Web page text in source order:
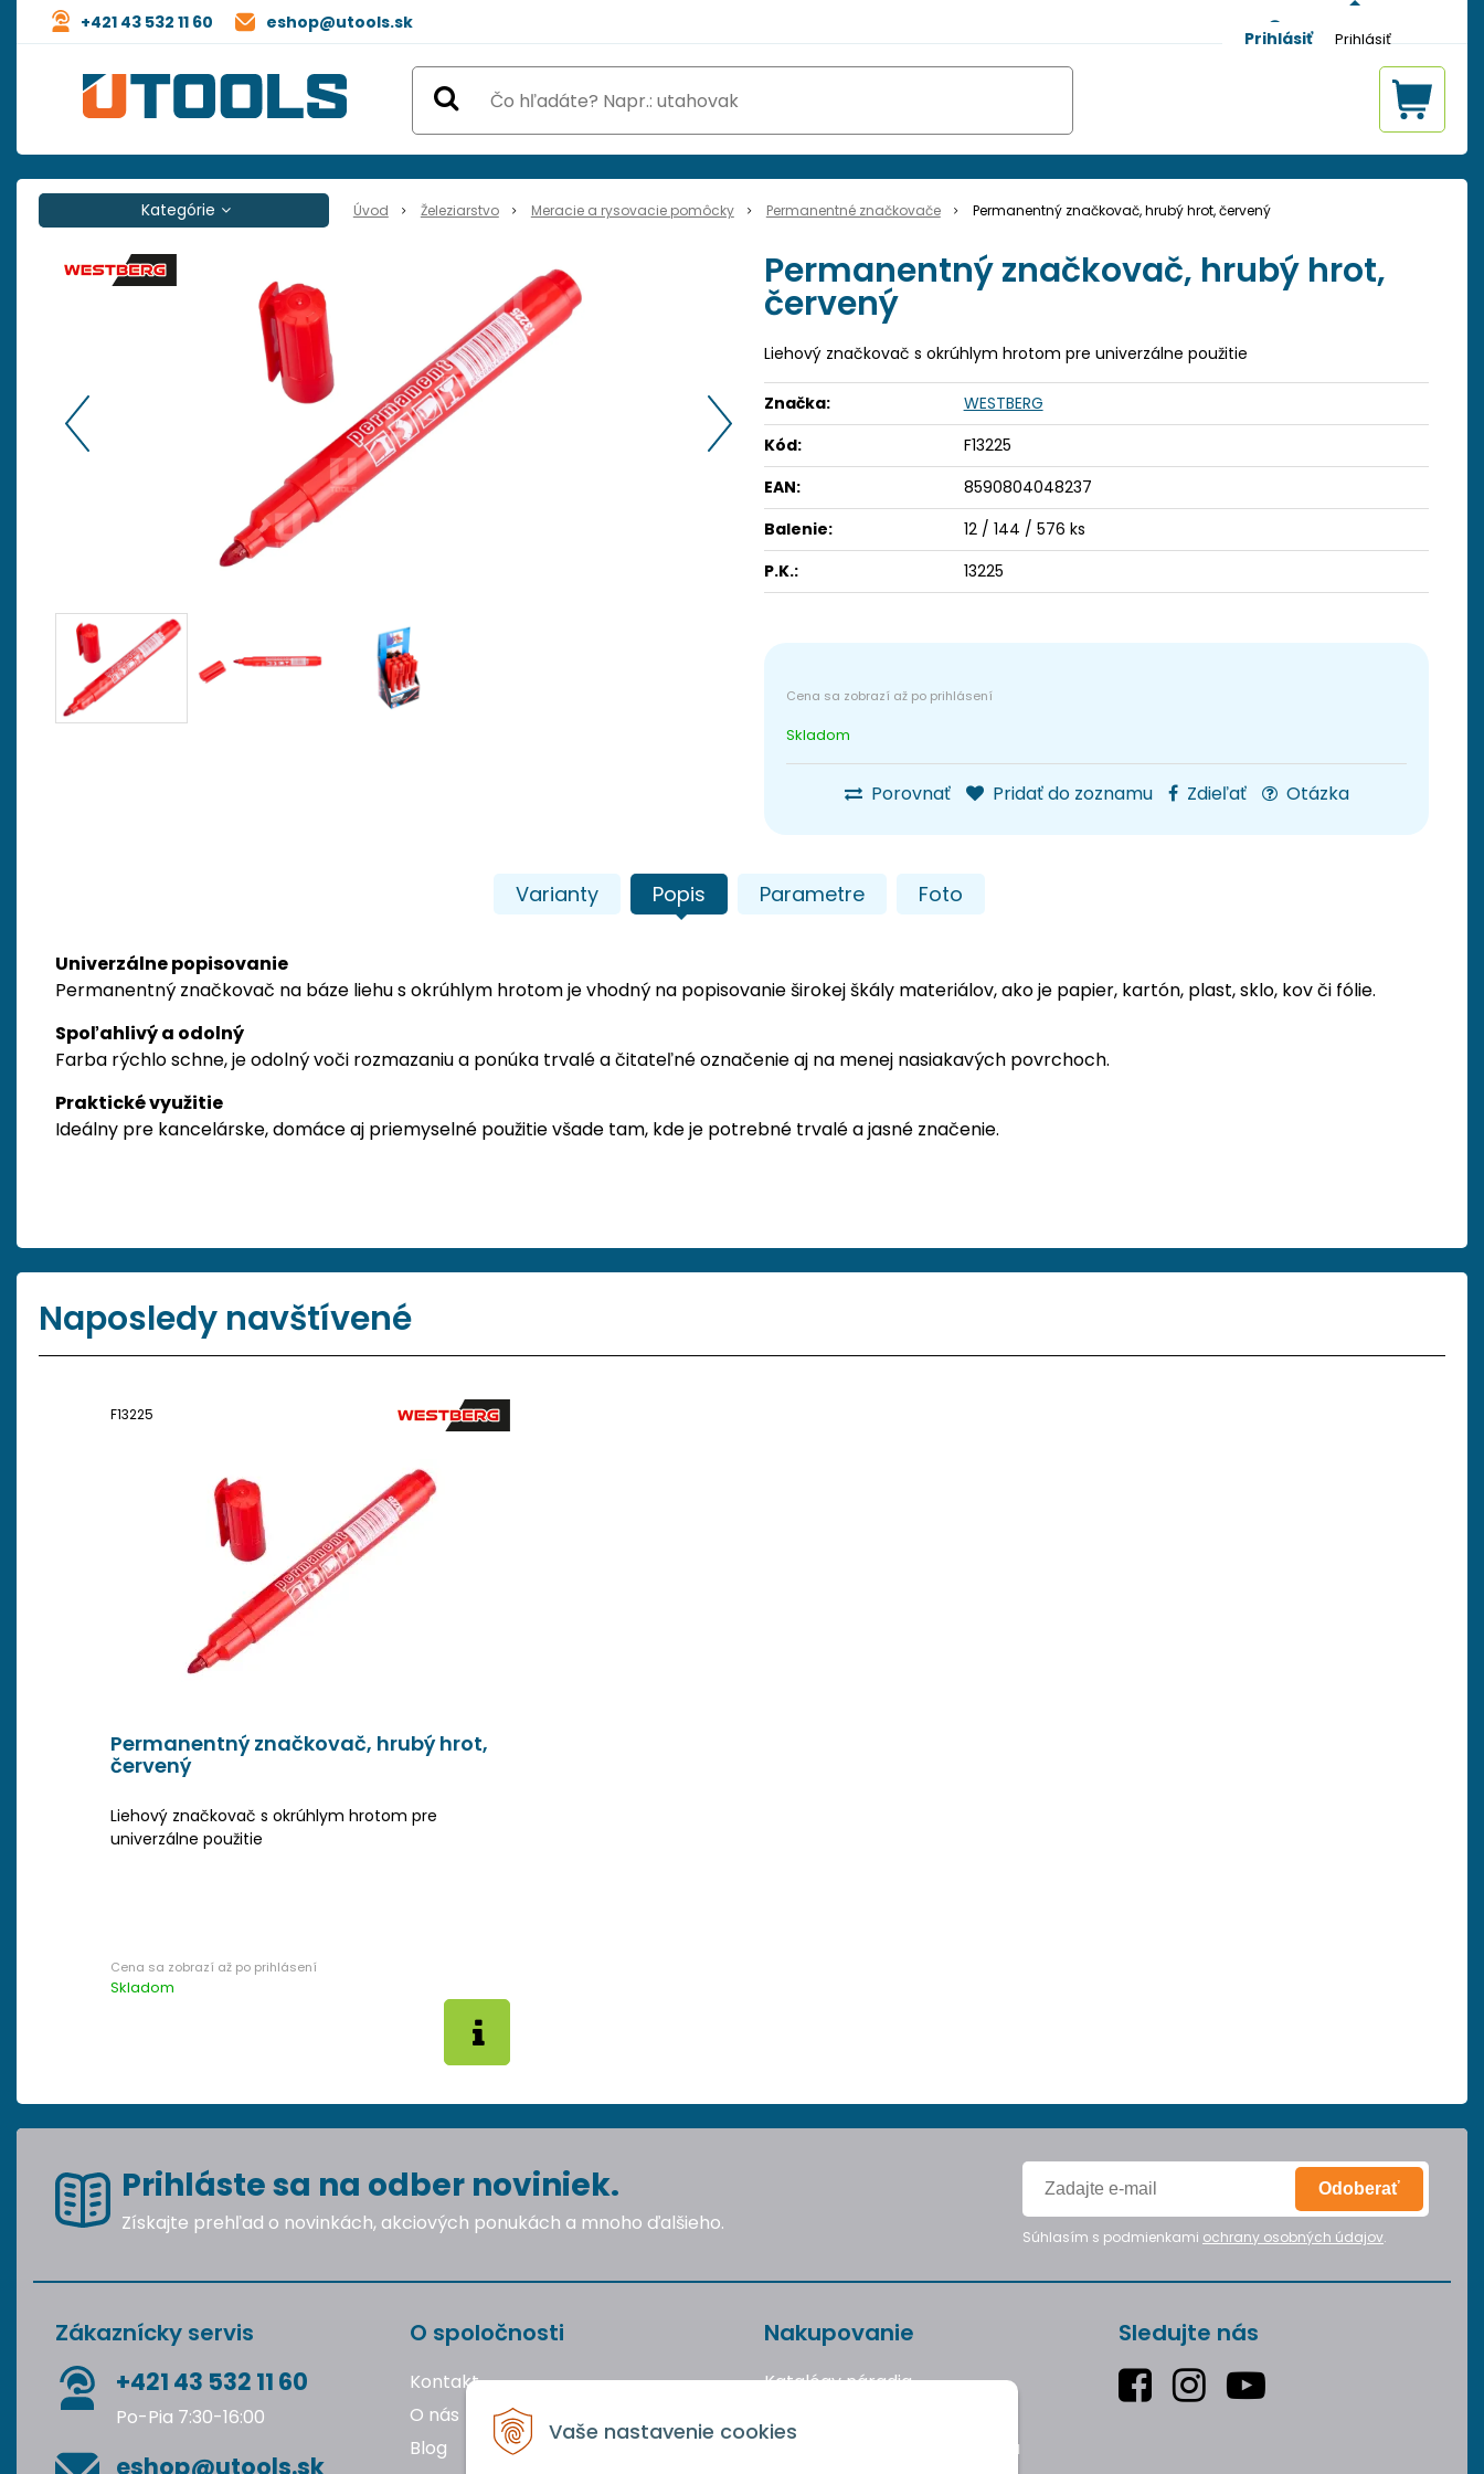
Vaše nastavenie cookies
eshop@utools.sk
+421 43 532 11 60
Prihlásiť
Úvod Železiarstvo Meracie a rysovacie pomôcky Permanentné značkovače Permanentný značkovač, hrubý hrot, červený
Skladom
Porovnať Pridať do zoznamu Zdieľať Otázka
Permanentný značkovač, hrubý hrot,
červený
Liehový značkovač s okrúhlym hrotom pre univerzálne použitie
Značka:
WESTBERG
Kód:
F13225
EAN:
8590804048237
Balenie:
12 / 144 / 576 ks
P.K.:
13225
Varianty Popis Parametre Foto
Univerzálne popisovanie
Permanentný značkovač na báze liehu s okrúhlym hrotom je vhodný na popisovanie širokej škály materiálov, ako je papier, kartón, plast, sklo, kov či fólie.
Spoľahlivý a odolný
Farba rýchlo schne, je odolný voči rozmazaniu a ponúka trvalé a čitateľné označenie aj na menej nasiakavých povrchoch.
Praktické využitie
Ideálny pre kancelárske, domáce aj priemyselné použitie všade tam, kde je potrebné trvalé a jasné značenie.
Kategórie
Naposledy navštívené
F13225
Permanentný značkovač, hrubý hrot,
červený
Liehový značkovač s okrúhlym hrotom pre
univerzálne použitie
Skladom
Prihláste sa na odber noviniek.
Získajte prehľad o novinkách, akciových ponukách a mnoho ďalšieho.
Odoberať
Súhlasím s podmienkami ochrany osobných údajov.
Zákaznícky servis
+421 43 532 11 60
Po-Pia 7:30-16:00
eshop@utools.sk
O spoločnosti
Kontakt
O nás
Blog
Nakupovanie
Katalógy náradia
Reklamácie a vrátenie tovaru
Sledujte nás